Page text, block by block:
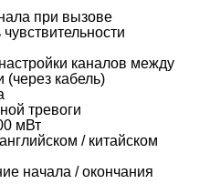
при вызове
каналов между
кабель)
тревоги
мВт
/ китайском
начала / окончания